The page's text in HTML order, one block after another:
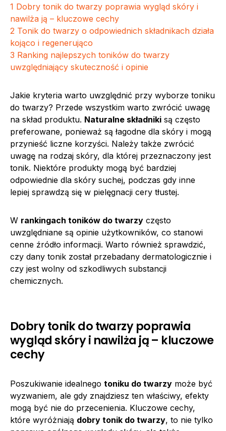
1 Dobry tonik do twarzy poprawia wygląd skóry i
nawilża ją – kluczowe cechy
2 Tonik do twarzy o odpowiednich składnikach działa
kojąco i regenerująco
3 Ranking najlepszych toników do twarzy
uwzględniający skuteczność i opinie
Jakie kryteria warto uwzględnić przy wyborze toniku
do twarzy? Przede wszystkim warto zwrócić uwagę
na skład produktu. Naturalne składniki są często
preferowane, ponieważ są łagodne dla skóry i mogą
przynieść liczne korzyści. Należy także zwrócić
uwagę na rodzaj skóry, dla której przeznaczony jest
tonik. Niektóre produkty mogą być bardziej
odpowiednie dla skóry suchej, podczas gdy inne
lepiej sprawdzą się w pielęgnacji cery tłustej.
W rankingach toników do twarzy często
uwzględniane są opinie użytkowników, co stanowi
cenne źródło informacji. Warto również sprawdzić,
czy dany tonik został przebadany dermatologicznie i
czy jest wolny od szkodliwych substancji
chemicznych.
Dobry tonik do twarzy poprawia
wygląd skóry i nawilża ją – kluczowe
cechy
Poszukiwanie idealnego toniku do twarzy może być
wyzwaniem, ale gdy znajdziesz ten właściwy, efekty
mogą być nie do przecenienia. Kluczowe cechy,
które wyróżniają dobry tonik do twarzy, to nie tylko